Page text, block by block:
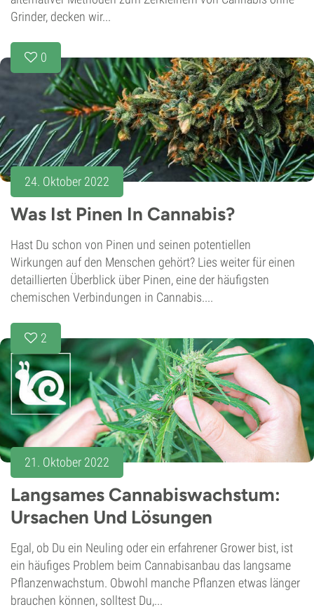
Grinder, decken wir...
0
24. Oktober 2022
Was Ist Pinen In Cannabis?
Hast Du schon von Pinen und seinen potentiellen
Wirkungen auf den Menschen gehört? Lies weiter für einen
detaillierten Überblick über Pinen, eine der häufigsten
chemischen Verbindungen in Cannabis....
2
21. Oktober 2022
Langsames Cannabiswachstum:
Ursachen Und Lösungen
Egal, ob Du ein Neuling oder ein erfahrener Grower bist, ist
ein häufiges Problem beim Cannabisanbau das langsame
Pflanzenwachstum. Obwohl manche Pflanzen etwas länger
brauchen können, solltest Du,...